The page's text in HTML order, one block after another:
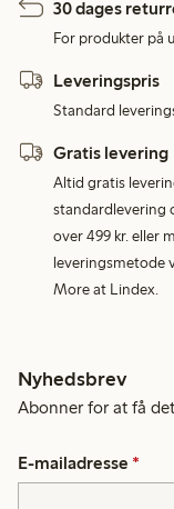
30 dages
For produkter på
Leveringspris
Standard
Gratis levering
Altid gratis
standardlevering
over 499 kr. eller
leveringsmetode
More at Lindex.
Nyhedsbrev
Abonner for at få
E-mailadresse *